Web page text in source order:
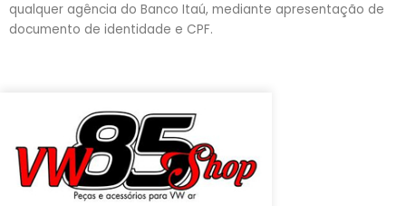
qualquer agência do Banco Itaú, mediante apresentação de
documento de identidade e CPF.